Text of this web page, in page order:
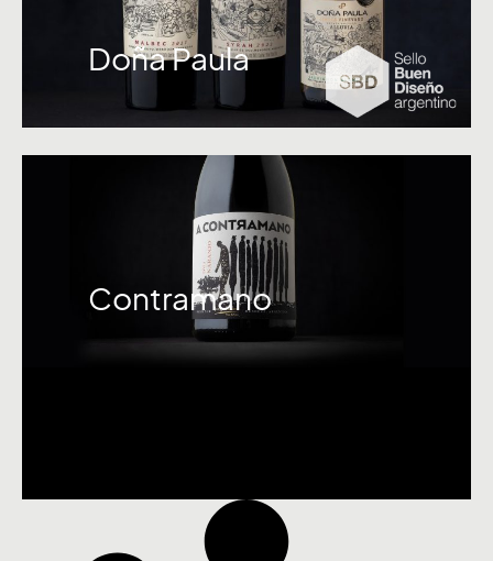
Doña Paula
Contramano